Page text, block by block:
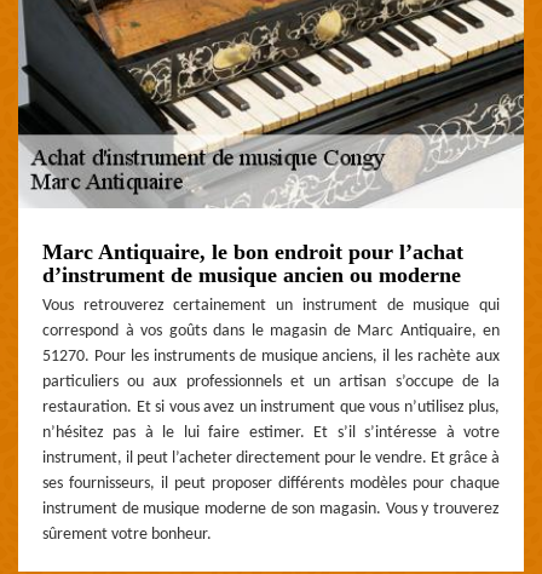
Marc Antiquaire, le bon endroit pour l’achat
d’instrument de musique ancien ou moderne
Vous retrouverez certainement un instrument de musique qui
correspond à vos goûts dans le magasin de Marc Antiquaire, en
51270. Pour les instruments de musique anciens, il les rachète aux
particuliers ou aux professionnels et un artisan s’occupe de la
restauration. Et si vous avez un instrument que vous n’utilisez plus,
n’hésitez pas à le lui faire estimer. Et s’il s’intéresse à votre
instrument, il peut l’acheter directement pour le vendre. Et grâce à
ses fournisseurs, il peut proposer différents modèles pour chaque
instrument de musique moderne de son magasin. Vous y trouverez
sûrement votre bonheur.